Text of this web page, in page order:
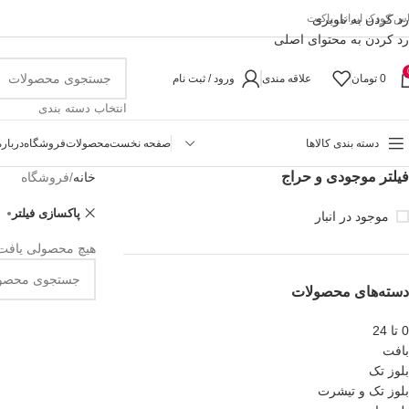
رد کردن به ناوبری
رد کردن به محتوای اصلی
کودک ایرانی پاکیت
0 تومان علاقه مندی ورود / ثبت نام
انتخاب دسته بندی
دسته بندی کالاها صفحه نخستمحصولاتفروشگاه
فیلتر موجودی و حراج
موجود در انبار
دسته‌های محصولات
0 تا 24
بافت
بلوز تک
بلوز تک و تیشرت
خانه فروشگاه
پاکسازی فیلتر
هیچ محصولی